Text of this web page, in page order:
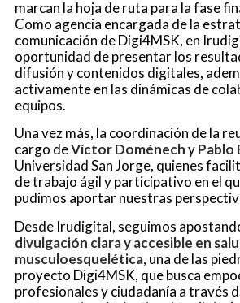
marcan la hoja de ruta para la fase
Como agencia encargada de la
comunicación de Digi4MSK, en
oportunidad de presentar los
difusión y contenidos digitales,
activamente en las dinámicas de
equipos.
Una vez más, la coordinación de la
cargo deVíctor DoménechyPablo
Universidad San Jorge, quienes
de trabajo ágil y participativo en el
pudimos aportar nuestras
Desde Irudigital, seguimos
divulgación clara y accesible en
musculoesquelética, una de las
proyecto Digi4MSK, que busca
profesionales y ciudadanía a través